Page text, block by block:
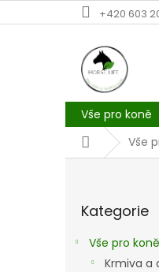
na
+420 603
Vše pro koně
DomůVše
kategorie
Kategorie
Vše pro koně
Krmiva a